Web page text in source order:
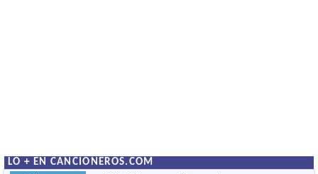
LO + EN CANCIONEROS.COM